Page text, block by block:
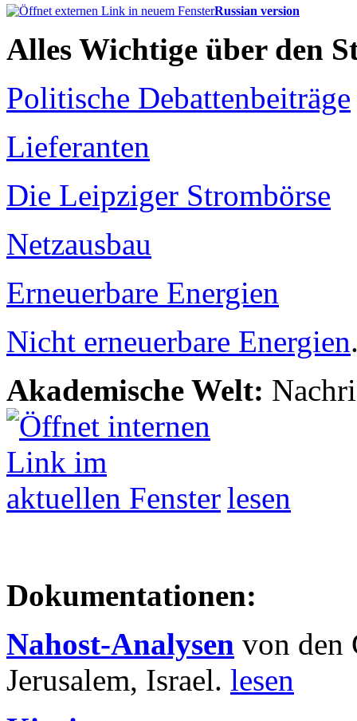
Russian version
Alles Wichtige über den
Politische Debattenbeiträge
Lieferanten
Die Leipziger Strombörse
Netzausbau
Erneuerbare Energien
Nicht erneuerbare Energien
Akademische Welt:
lesen
Dokumentationen:
Nahost-Analysen von den
Jerusalem, Israel. lesen